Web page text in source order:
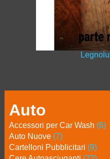
Auto
Accessori per Car Wash (6)
Auto Nuove (7)
Cartelloni Pubblicitari (9)